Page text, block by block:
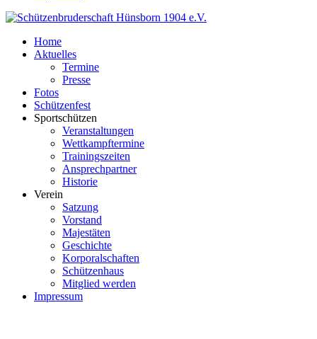
Home
Aktuelles
Termine
Presse
Fotos
Schützenfest
Sportschützen
Veranstaltungen
Wettkampftermine
Trainingszeiten
Ansprechpartner
Historie
Verein
Satzung
Vorstand
Majestäten
Geschichte
Korporalschaften
Schützenhaus
Mitglied werden
Impressum